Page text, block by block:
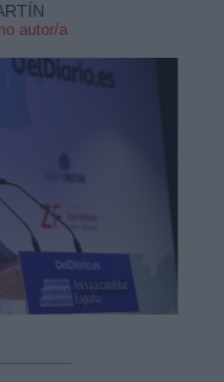
autor/a